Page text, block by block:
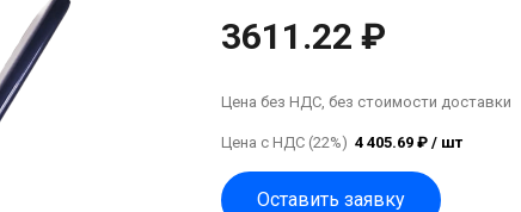
3611.22 ₽
Цена без НДС, без стоимости доставки
Цена с НДС (22%) 4 405.69 ₽ / шт
Оставить заявку